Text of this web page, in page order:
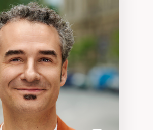
circulaire
d’affaires durables
des faits économiques
durable des ressources naturelles
industrielle
durable du territoire
régional
en milieu rural francophone
socio-écologique